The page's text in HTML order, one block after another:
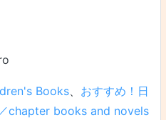
Books、 おすすめ！日
chapter books and novels